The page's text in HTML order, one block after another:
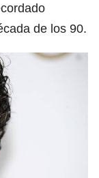
de los 90.